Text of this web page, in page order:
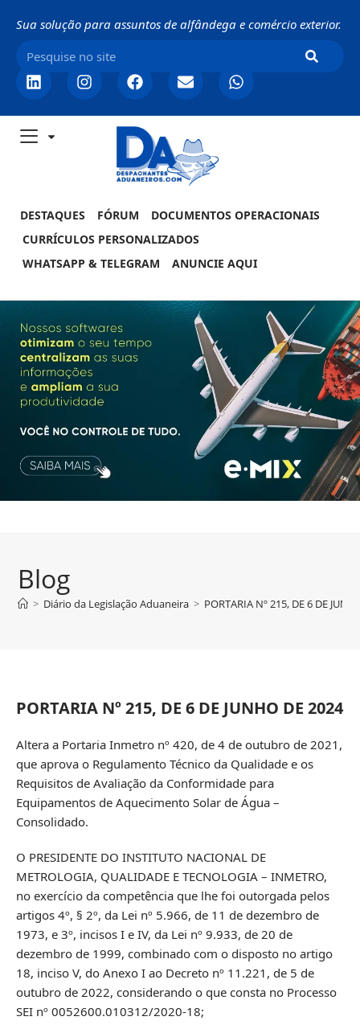
Sua solução para assuntos de alfândega e comércio exterior.
DESTAQUES FÓRUM
DOCUMENTOS OPERACIONAIS
CURRÍCULOS PERSONALIZADOS
WHATSAPP & TELEGRAM
ANUNCIE AQUI
Blog
> Diário da Legislação Aduaneira > PORTARIA Nº 215, DE 6 DE
PORTARIA Nº 215, DE 6 DE JUNHO DE 2024
Altera a Portaria Inmetro nº 420, de 4 de outubro de 2021,
que aprova o Regulamento Técnico da Qualidade e os
Requisitos de Avaliação da Conformidade para
Equipamentos de Aquecimento Solar de Água –
Consolidado.
O PRESIDENTE DO INSTITUTO NACIONAL DE
METROLOGIA, QUALIDADE E TECNOLOGIA – INMETRO,
no exercício da competência que lhe foi outorgada pelos
artigos 4º, § 2º, da Lei nº 5.966, de 11 de dezembro de
1973, e 3º, incisos I e IV, da Lei nº 9.933, de 20 de
dezembro de 1999, combinado com o disposto no artigo
18, inciso V, do Anexo I ao Decreto nº 11.221, de 5 de
outubro de 2022, considerando o que consta no Processo
SEI nº 0052600.010312/2020-18;